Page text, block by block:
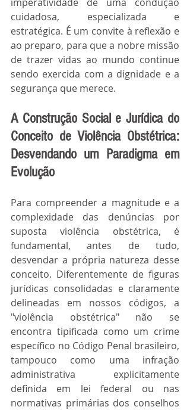
cuidadosa, especializada e
estratégica. É um convite à reflexão e
ao preparo, para que a nobre missão
de trazer vidas ao mundo continue
sendo exercida com a dignidade e a
segurança que merece.
A Construção Social e Jurídica do
Conceito de Violência Obstétrica:
Desvendando um Paradigma em
Evolução
Para compreender a magnitude e a
complexidade das denúncias por
suposta violência obstétrica, é
fundamental, antes de tudo,
desvendar a própria natureza desse
conceito. Diferentemente de figuras
jurídicas consolidadas e claramente
delineadas em nossos códigos, a
"violência obstétrica" não se
encontra tipificada como um crime
específico no Código Penal brasileiro,
tampouco como uma infração
administrativa explicitamente
definida em lei federal ou nas
normativas primárias dos conselhos